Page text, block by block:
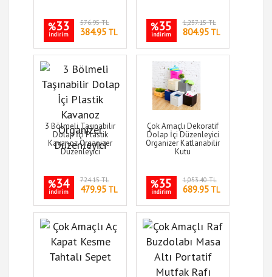
%33
indirim
576.95 TL
384.95TL %35
indirim
1,237.15 TL
804.95TL
3 Bölmeli Taşınabilir
Dolap İçi Plastik
Kavanoz Organizer
Düzenleyici
%34
indirim
724.15 TL
479.95TL
Çok Amaçlı Dekoratif
Dolap İçi Düzenleyici
Organizer Katlanabilir
Kutu
%35
indirim
1,053.40 TL
689.95TL